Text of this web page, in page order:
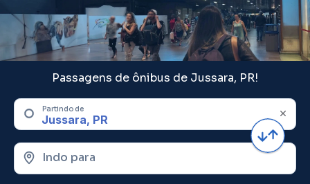
Passagens de ônibus de Jussara, PR!
Partindo de
Indo para